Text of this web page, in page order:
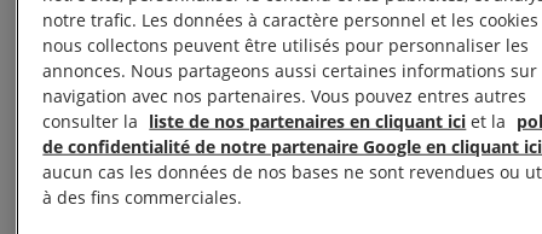
notre trafic. Les données à caractère personnel et les
nous collectons peuvent être utilisés pour personnaliser les
annonces. Nous partageons aussi certaines informations
navigation avec nos partenaires. Vous pouvez entres autres
consulter la liste de nos partenaires en cliquant ici et la
de confidentialité de notre partenaire Google en cliquant ici
aucun cas les données de nos bases ne sont revendues ou
à des fins commerciales.